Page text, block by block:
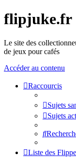
flipjuke.fr
Le site des
de jeux pour cafés
Accéder au contenu
Raccourcis
Sujets
Sujets
Liste des